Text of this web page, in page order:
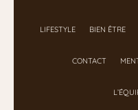
LIFESTYLE BIEN ÊTRE
CONTACT